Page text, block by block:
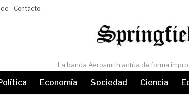
Contacto
actúa de forma improvisada en la ‘Taberna de Moe’
Economía Sociedad Ciencia